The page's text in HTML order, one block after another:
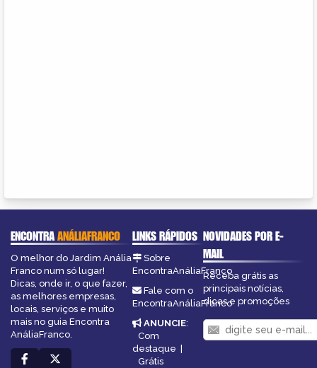
ENCONTRAANÁLIAFRANCO
O melhor do Jardim Anália
Franco num só lugar!
Dicas, onde ir, o que fazer,
as melhores empresas,
locais, serviços e muito
mais no guia Encontra
AnáliaFranco.
LINKS RÁPIDOS
Sobre
EncontraAnáliaFranco
Fale com o
EncontraAnáliaFranco
ANUNCIE:
Com
destaque
Grátis
NOVIDADES POR E-
MAIL
Receba grátis as
principais notícias,
dicas e promoções